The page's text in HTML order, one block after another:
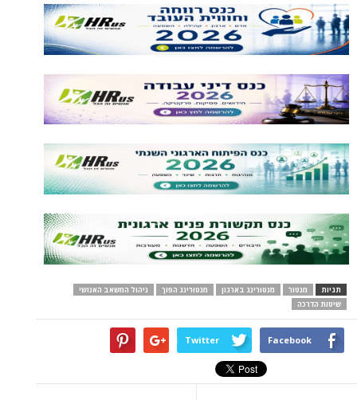
תגיות מנטור מנטורינג בארגון מנטורינג הפוך
ניהול המשאב האנושי
שיטות הדרכה
Facebook
Twitter